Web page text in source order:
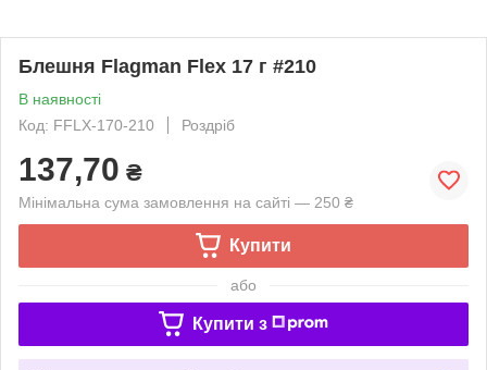
Блешня Flagman Flex 17 г #210
В наявності
Код: FFLX-170-210
Роздріб
137,70 ₴
Мінімальна сума замовлення на сайті — 250 ₴
Купити
або
Купити з